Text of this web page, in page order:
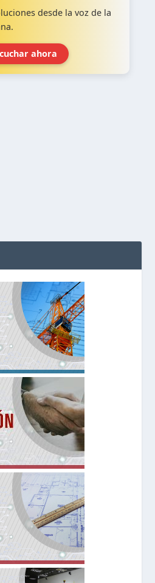
desde la voz de la
ahora